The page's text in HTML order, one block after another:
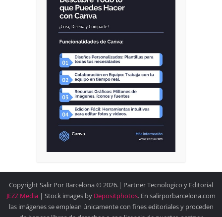
Copyright Salir Por Barcelona © 2026.| Partner Tecnologico y Editorial
JEZZ Media | Stock images by Depositphotos. En salirporbarcelona.com
las imágenes se emplean únicamente con fines editoriales y proceden